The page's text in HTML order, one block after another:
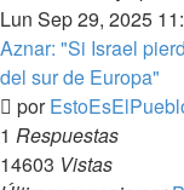
Lun Sep 29, 2025
Aznar: "Si Israel
del sur de Europa"
por
1 Respuestas
14603 Vistas